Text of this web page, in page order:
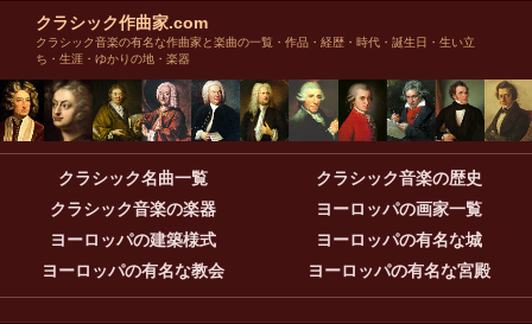
クラシック作曲家.com
クラシック音楽の有名な作曲家と楽曲の一覧・作品・経歴・時代・誕生日・生い立
ち・生涯・ゆかりの地・楽器
クラシック名曲一覧
クラシック音楽の歴史
クラシック音楽の楽器
ヨーロッパの画家一覧
ヨーロッパの建築様式
ヨーロッパの有名な城
ヨーロッパの有名な教会
ヨーロッパの有名な宮殿